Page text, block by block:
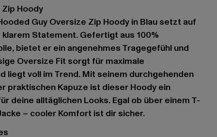
Hoody
Guy Oversize Zip Hoody in Blau setzt auf
Statement. Gefertigt aus 100%
bietet er ein angenehmes Tragegefühl und
Oversize Fit sorgt für maximale
liegt voll im Trend. Mit seinem durchgehenden
praktischen Kapuze ist dieser Hoody ein
deine alltäglichen Looks. Egal ob über einem T-
– cooler Komfort ist dir sicher.